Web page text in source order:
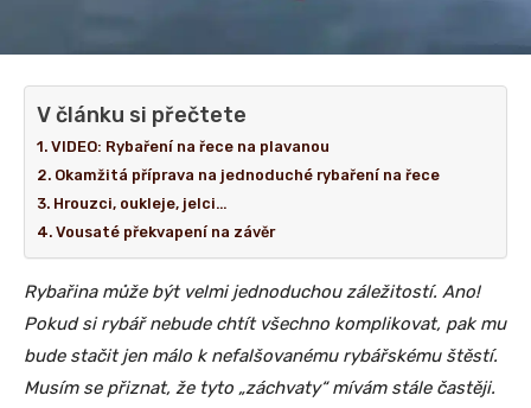
V článku si přečtete
VIDEO: Rybaření na řece na plavanou
Okamžitá příprava na jednoduché rybaření na řece
Hrouzci, oukleje, jelci…
Vousaté překvapení na závěr
Rybařina může být velmi jednoduchou záležitostí. Ano!
Pokud si rybář nebude chtít všechno komplikovat, pak mu
bude stačit jen málo k nefalšovanému rybářskému štěstí.
Musím se přiznat, že tyto „záchvaty“ mívám stále častěji.